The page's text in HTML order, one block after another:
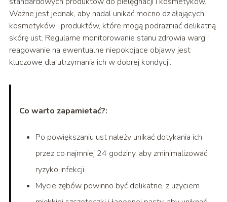
Ważne jest jednak, aby nadal unikać mocno działających
kosmetyków i produktów, które mogą podrażniać delikatną
skórę ust. Regularne monitorowanie stanu zdrowia warg i
reagowanie na ewentualne niepokojące objawy jest
kluczowe dla utrzymania ich w dobrej kondycji.
Co warto zapamietać?:
Po powiększaniu ust należy unikać dotykania ich
przez co najmniej 24 godziny, aby zminimalizować
ryzyko infekcji.
Mycie zębów powinno być delikatne, z użyciem